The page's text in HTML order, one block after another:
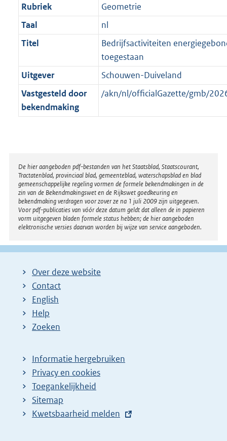
Rubriek
Geometrie
Taal
nl
Titel
Bedrijfsactiviteiten
toegestaan
Uitgever
Schouwen-Duiveland
Vastgesteld door
bekendmaking
/akn/nl/officialGazette/gmb/
Disclaimer
De hier aangeboden pdf-bestanden van het Staatsblad, Staatscourant,
Tractatenblad, provinciaal blad, gemeenteblad, waterschapsblad en blad
gemeenschappelijke regeling vormen de formele bekendmakingen in de
zin van de Bekendmakingswet en de Rijkswet goedkeuring en
bekendmaking verdragen voor zover ze na 1 juli 2009 zijn uitgegeven.
Voor pdf-publicaties van vóór deze datum geldt dat alleen de in papieren
vorm uitgegeven bladen formele status hebben; de hier aangeboden
elektronische versies daarvan worden bij wijze van service aangeboden.
Over deze website
Contact
English
Help
Zoeken
Informatie hergebruiken
Privacy en cookies
Toegankelijkheid
Sitemap
E
Kwetsbaarheid melden